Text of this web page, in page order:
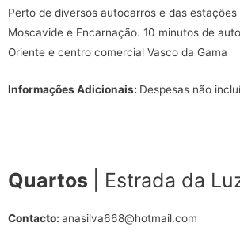
Perto de diversos autocarros e das
Moscavide e Encarnação. 10 minutos de
Oriente e centro comercial Vasco da Gama
Informações Adicionais: Despesas não
Quartos | Estrada da
Contacto: anasilva668@hotmail.com